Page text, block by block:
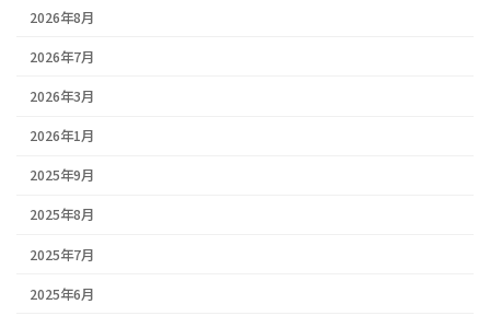
2026年8月
2026年7月
2026年3月
2026年1月
2025年9月
2025年8月
2025年7月
2025年6月